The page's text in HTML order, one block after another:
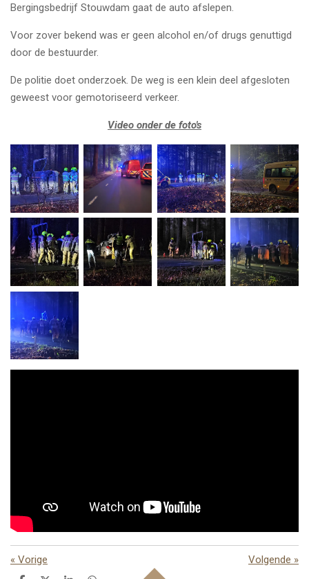
Bergingsbedrijf Stouwdam gaat de auto afslepen.
Voor zover bekend was er geen alcohol en/of drugs genuttigd
door de bestuurder.
De politie doet onderzoek. De weg is een klein deel afgesloten
geweest voor gemotoriseerd verkeer.
Video onder de foto's
« Vorige Volgende »